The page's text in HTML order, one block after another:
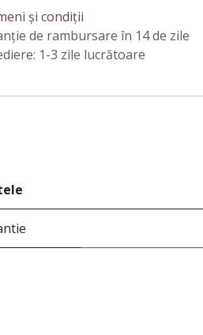
și condiții
de rambursare în 14 de zile
1-3 zile lucrătoare